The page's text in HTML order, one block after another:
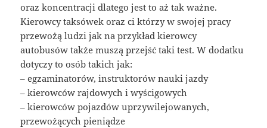
oraz koncentracji dlatego jest to aż tak ważne.
Kierowcy taksówek oraz ci którzy w swojej pracy
przewożą ludzi jak na przykład kierowcy
autobusów także muszą przejść taki test. W dodatku
dotyczy to osób takich jak:
– egzaminatorów, instruktorów nauki jazdy
– kierowców rajdowych i wyścigowych
– kierowców pojazdów uprzywilejowanych,
przewożących pieniądze